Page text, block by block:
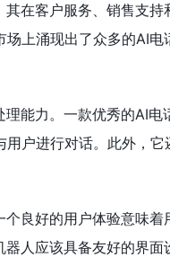
在客户服务、销售支持
上涌现出了众多的AI电
能力。一款优秀的AI电
户进行对话。此外，
良好的用户体验意味着
人应该具备友好的界面